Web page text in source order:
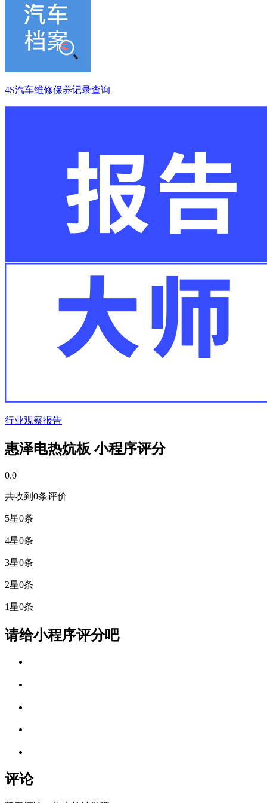
4S汽车维修保养记录查询
行业观察报告
惠泽电热炕板 小程序评分
0.0
共收到0条评价
5星0条
4星0条
3星0条
2星0条
1星0条
请给小程序评分吧
评论